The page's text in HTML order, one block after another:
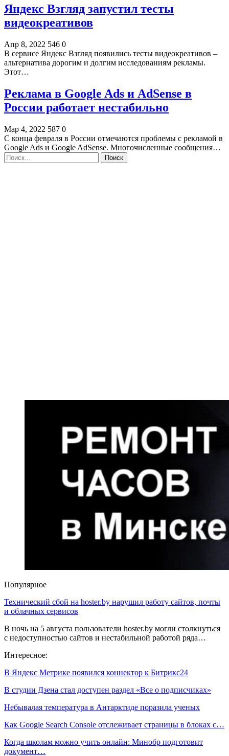
Яндекс Взгляд запустил тесты
видеокреативов
Апр 8, 2022 546 0
В сервисе Яндекс Взгляд появились тесты видеокреативов –
альтернатива дорогим и долгим исследованиям рекламы.
Этот…
Реклама в Google Ads и AdSense в
России работает нестабильно
Мар 4, 2022 587 0
С конца февраля в России отмечаются проблемы с рекламой в
Google Ads и Google AdSense. Многочисленные сообщения…
Популярное
Технический сбой на hoster.by нарушил работу сайтов, почты
и облачных сервисов
В ночь на 5 августа пользователи hoster.by могли столкнуться
с недоступностью сайтов и нестабильной работой ряда…
Интересное:
В Яндекс Метрике появился коннектор к Битрикс24
В студии Дзена стал доступен раздел «Все о подписчиках»
Небывалая температура в Антарктиде поразила ученых
Как Google Search Console отслеживает страницы в блоках c…
Когда школам можно учить онлайн: Минобр подготовит
документ…